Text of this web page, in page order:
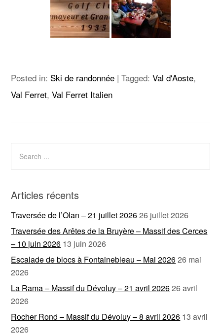
Posted in: Ski de randonnée |Tagged:Val d'Aoste,
Val Ferret,Val Ferret Italien
Articles récents
Traversée de l’Olan – 21 juillet 202626 juillet 2026
Traversée des Arêtes de la Bruyère – Massif des Cerces
– 10 juin 2026 13 juin 2026
Escalade de blocs à Fontainebleau – Mai 202626 mai
2026
La Rama – Massif du Dévoluy – 21 avril 202626 avril
2026
Rocher Rond – Massif du Dévoluy – 8 avril 2026 13 avril
2026